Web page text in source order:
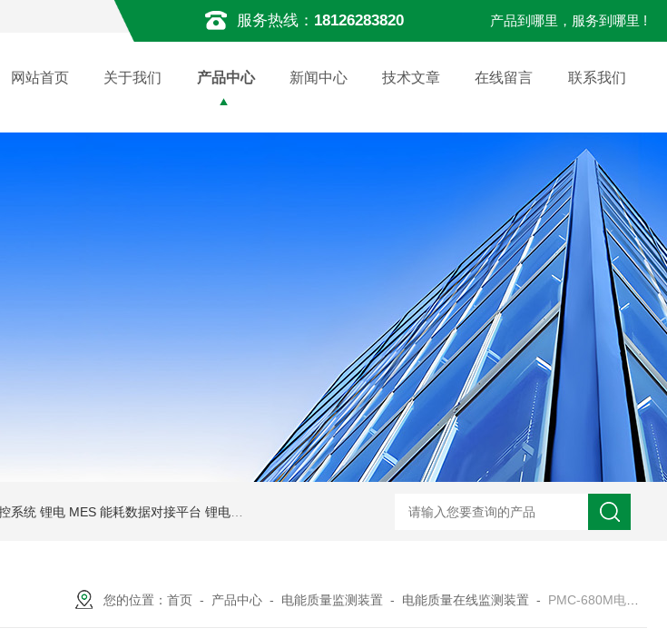
服务热线： 18126283820 产品到哪里，服务到哪里 !
网站首页 关于我们 产品中心 新闻中心 技术文章 在线留言 联系我们
系统 锂电 MES 能耗数据对接平台 锂电空压制冷 AI 优化系统 智能制造锂电 EMS 管控系统 电池厂动力设备集中监控
您的位置：首页 - 产品中心 - 电能质量监测装置 - 电能质量在线监测装置 - PMC-680M电网谐波在线监测 电压暂降故障录波